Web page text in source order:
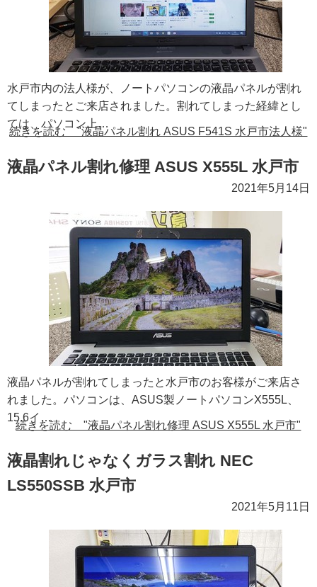
水戸市内の法人様が、ノートパソコンの液晶パネルが割れ
てしまったとご来店されました。割れてしまった経緯とし
ては、パソコン上…
続きを読む "液晶パネル割れ ASUS F541S 水戸市法人様"
液晶パネル割れ修理 ASUS X555L 水戸市
2021年5月14日
液晶パネルが割れてしまったと水戸市のお客様がご来店さ
れました。パソコンは、ASUS製ノートパソコンX555L、
15.6イ…
続きを読む "液晶パネル割れ修理 ASUS X555L 水戸市"
液晶割れじゃなくガラス割れ NEC
LS550SSB 水戸市
2021年5月11日